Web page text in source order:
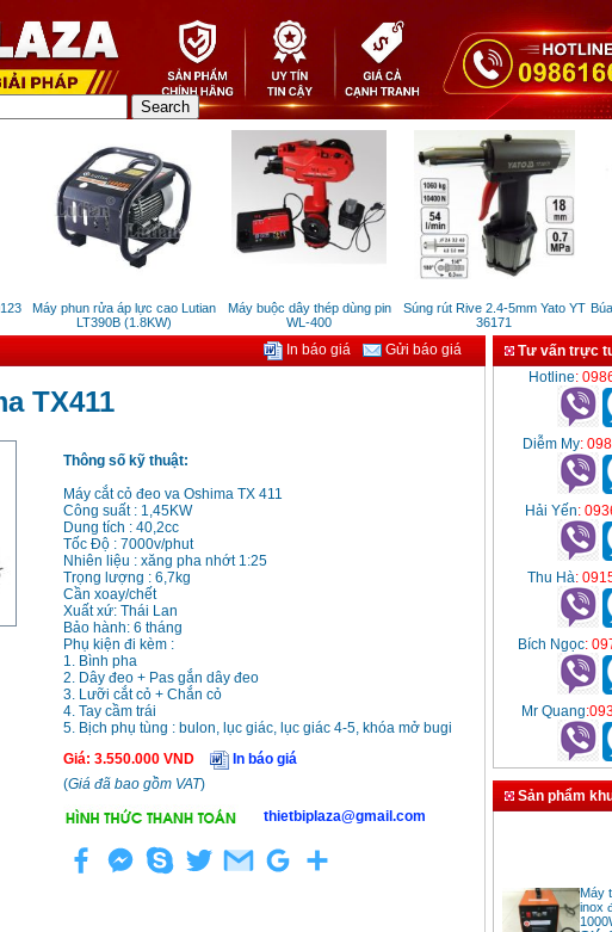
Máy phun rửa áp lực cao Lutian
LT390B (1.8KW)
Máy buộc dây thép dùng pin
WL-400
Súng rút Rive 2.4-5mm Yato YT
36171
Búa
In báo giá Gửi báo giá
TX411
Thông số kỹ thuật:
Máy cắt cỏ đeo va Oshima TX 411
Công suất : 1,45KW
Dung tích : 40,2cc
Tốc Độ : 7000v/phut
Nhiên liệu : xăng pha nhớt 1:25
Trọng lượng : 6,7kg
Cần xoay/chết
Xuất xứ: Thái Lan
Bảo hành: 6 tháng
Phụ kiện đi kèm :
1. Bình pha
2. Dây đeo + Pas gắn dây đeo
3. Lưỡi cắt cỏ + Chắn cỏ
4. Tay cầm trái
5. Bịch phụ tùng : bulon, lục giác, lục giác 4-5, khóa mở bugi
Giá: 3.550.000VND
In báo giá
(Giá đã bao gồm VAT)
thietbiplaza@gmail.com
Tư vấn trực
Hotline:
Diễm My:
Hải Yến:
Thu Hà:
Bích Ngọc:
Mr Quang
Sản phẩm
inox
Giá: